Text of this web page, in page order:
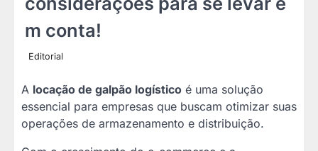
m conta!
Editorial
A locação de galpão logístico é uma solução
essencial para empresas que buscam otimizar suas
operações de armazenamento e distribuição.